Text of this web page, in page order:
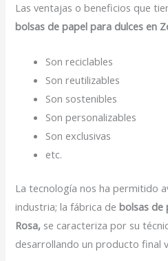
Las ventajas o beneficios que
bolsas de papel para dulces en
Son reciclables
Son reutilizables
Son sostenibles
Son personalizables
Son exclusivas
etc.
La tecnología nos ha permitido
industria; la fábrica debolsas de
Rosa, se caracteriza por su
desarrollando un producto final